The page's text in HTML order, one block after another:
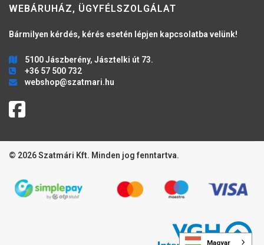
WEBÁRUHÁZ, ÜGYFÉLSZOLGÁLAT
Bármilyen kérdés, kérés esetén lépjen kapcsolatba velünk!
5100 Jászberény, Jásztelki út 73.
+36 57 500 732
webshop@szatmari.hu
© 2026 Szatmári Kft. Minden jog fenntartva.
Magyar